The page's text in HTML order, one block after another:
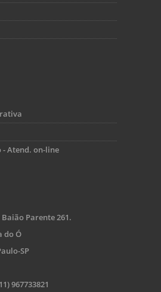
- Atend. on-line
Baião Parente 261.
do Ó
SP
967733821